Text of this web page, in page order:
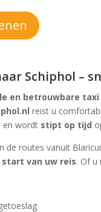
Schiphol –
en betrouwbare taxi
reist u
en wordt stipt op tijd
de routes vanuit
van uw reis. Of u